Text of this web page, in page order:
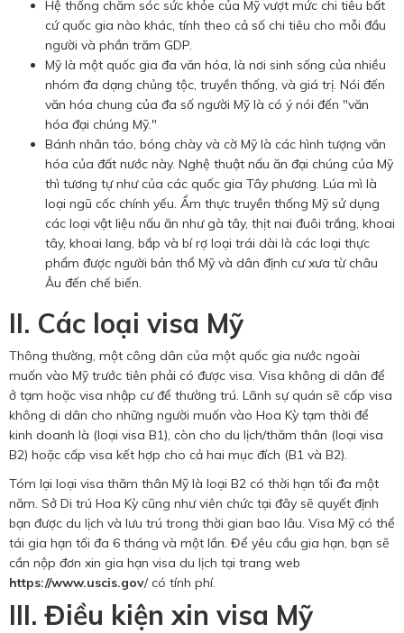
Hệ thống chăm sóc sức khỏe của Mỹ vượt mức chi tiêu bất
cứ quốc gia nào khác, tính theo cả số chi tiêu cho mỗi đầu
người và phần trăm GDP.
Mỹ là một quốc gia đa văn hóa, là nơi sinh sống của nhiều
nhóm đa dạng chủng tộc, truyền thống, và giá trị. Nói đến
văn hóa chung của đa số người Mỹ là có ý nói đến "văn
hóa đại chúng Mỹ."
Bánh nhân táo, bóng chày và cờ Mỹ là các hình tượng văn
hóa của đất nước này. Nghệ thuật nấu ăn đại chúng của Mỹ
thì tương tự như của các quốc gia Tây phương. Lúa mì là
loại ngũ cốc chính yếu. Ẩm thực truyền thống Mỹ sử dụng
các loại vật liệu nấu ăn như gà tây, thịt nai đuôi trắng, khoai
tây, khoai lang, bắp và bí rợ loại trái dài là các loại thực
phẩm được người bản thổ Mỹ và dân định cư xưa từ châu
Âu đến chế biến.
II. Các loại visa Mỹ
Thông thường, một công dân của một quốc gia nước ngoài
muốn vào Mỹ trước tiên phải có được visa. Visa không di dân để
ở tạm hoặc visa nhập cư để thường trú. Lãnh sự quán sẽ cấp visa
không di dân cho những người muốn vào Hoa Kỳ tạm thời để
kinh doanh là (loại visa B1), còn cho du lịch/thăm thân (loại visa
B2) hoặc cấp visa kết hợp cho cả hai mục đích (B1 và B2).
Tóm lại loại visa thăm thân Mỹ là loại B2 có thời hạn tối đa một
năm. Sở Di trú Hoa Kỳ cũng như viên chức tại đây sẽ quyết định
bạn được du lịch và lưu trú trong thời gian bao lâu. Visa Mỹ có thể
tái gia hạn tối đa 6 tháng và một lần. Để yêu cầu gia hạn, bạn sẽ
cần nộp đơn xin gia hạn visa du lịch tại trang web
https://www.uscis.gov/ có tính phí.
III. Điều kiện xin visa Mỹ